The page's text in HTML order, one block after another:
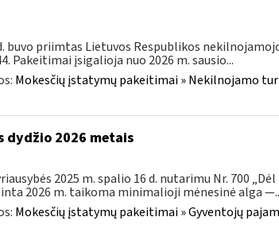
buvo priimtas Lietuvos Respublikos
Pakeitimai įsigalioja nuo 2026 m. sausio...
Mokesčių įstatymų pakeitimai » Nekilnojamo
dydžio 2026 metais
2025 m. spalio 16 d. nutarimu Nr. 700
2026 m. taikoma minimalioji mėnesinė alga
Mokesčių įstatymų pakeitimai » Gyventojų